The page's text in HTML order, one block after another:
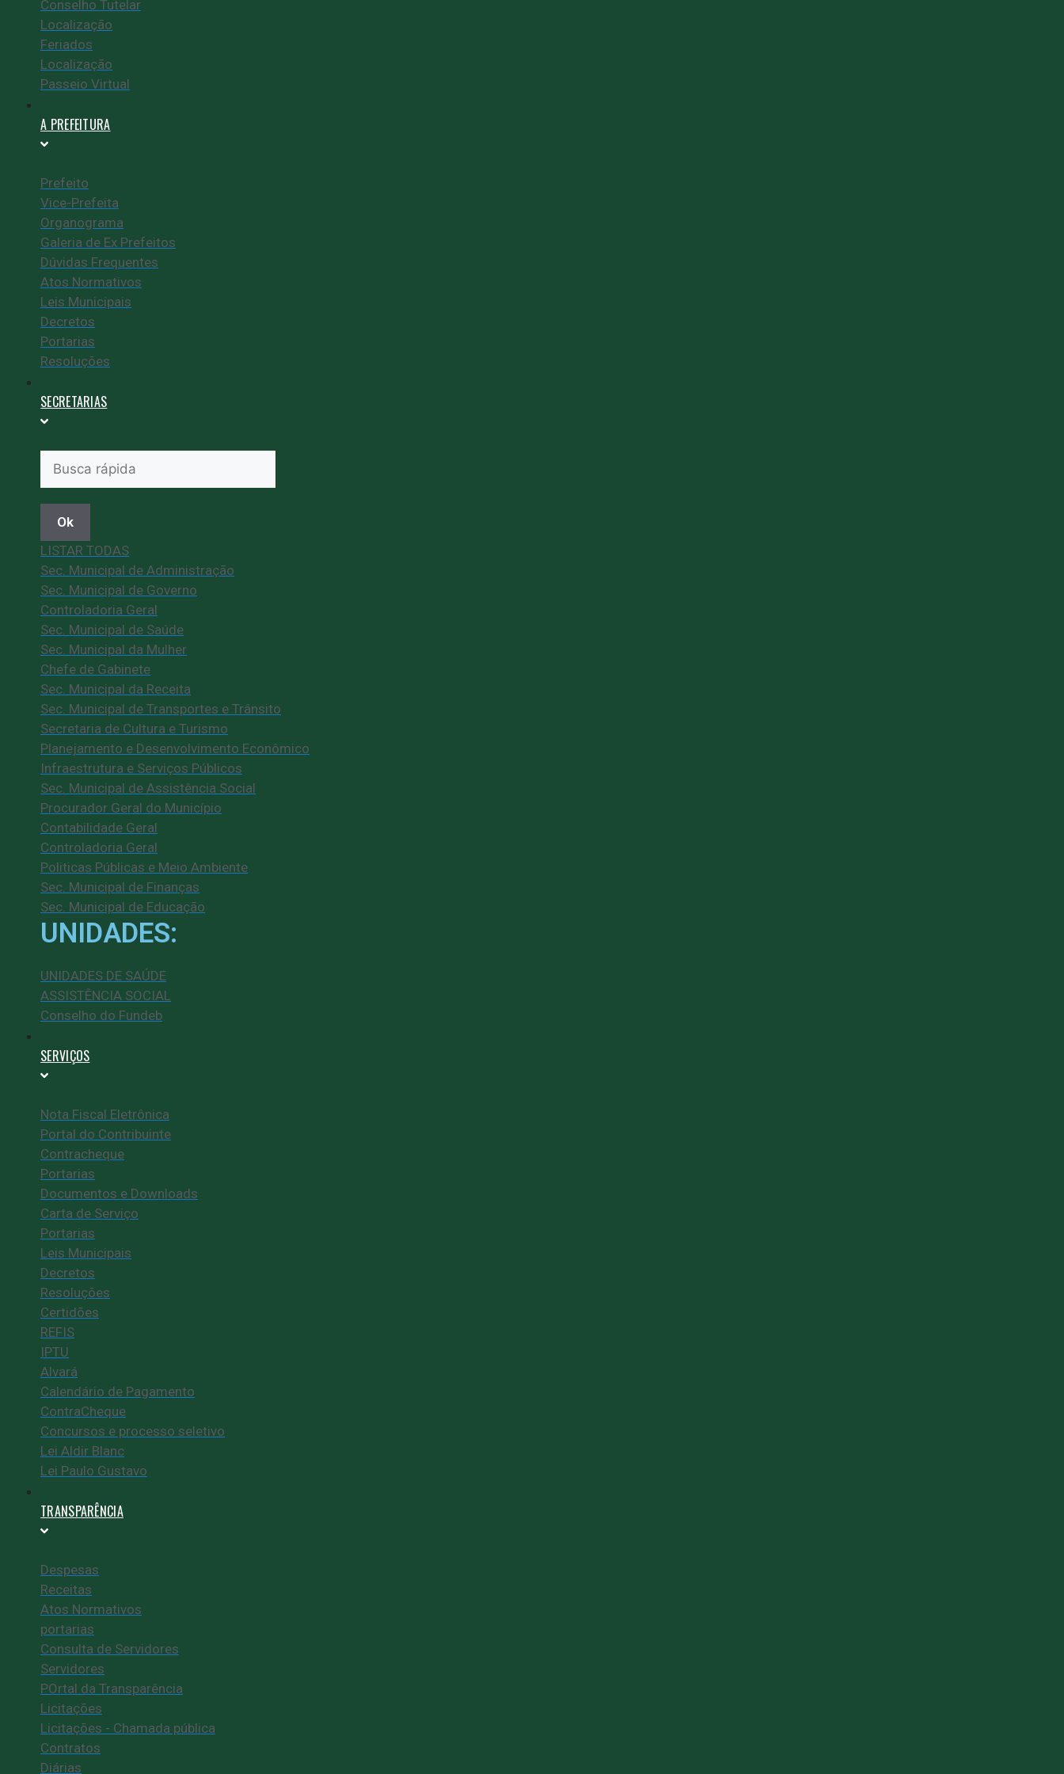
Conselho Tutelar
Localização
Feriados
Localização
Passeio Virtual
A PREFEITURA
Prefeito
Vice-Prefeita
Organograma
Galeria de Ex Prefeitos
Dúvidas Frequentes
Atos Normativos
Leis Municipais
Decretos
Portarias
Resoluções
SECRETARIAS
Ok
LISTAR TODAS
Sec. Municipal de Administração
Sec. Municipal de Governo
Controladoria Geral
Sec. Municipal de Saúde
Sec. Municipal da Mulher
Chefe de Gabinete
Sec. Municipal da Receita
Sec. Municipal de Transportes e Trânsito
Secretaria de Cultura e Turismo
Planejamento e Desenvolvimento Econômico
Infraestrutura e Serviços Públicos
Sec. Municipal de Assistência Social
Procurador Geral do Município
Contabilidade Geral
Controladoria Geral
Politicas Públicas e Meio Ambiente
Sec. Municipal de Finanças
Sec. Municipal de Educação
UNIDADES:
UNIDADES DE SAÚDE
ASSISTÊNCIA SOCIAL
Conselho do Fundeb
SERVIÇOS
Nota Fiscal Eletrônica
Portal do Contribuinte
Contracheque
Portarias
Documentos e Downloads
Carta de Serviço
Portarias
Leis Municipais
Decretos
Resoluções
Certidões
REFIS
IPTU
Alvará
Calendário de Pagamento
ContraCheque
Concursos e processo seletivo
Lei Aldir Blanc
Lei Paulo Gustavo
TRANSPARÊNCIA
Despesas
Receitas
Atos Normativos
portarias
Consulta de Servidores
Servidores
POrtal da Transparência
Licitações
Licitações - Chamada pública
Contratos
Diárias